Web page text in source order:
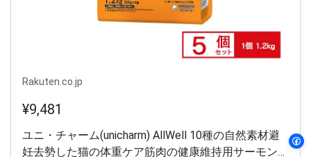
Rakuten.co.jp
¥9,481
ユニ・チャーム(unicharm) AllWell 10種の自然素材避
妊去勢した猫の体重ケア筋肉の健康維持用サーモン＆